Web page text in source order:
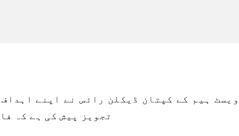
ویسٹ ہیم کے کپتان ڈیکلن رائس نے اپنے
تجویز پیش کی ہے کہ